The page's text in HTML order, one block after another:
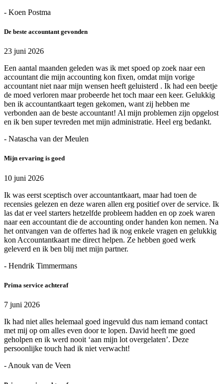
- Koen Postma
De beste accountant gevonden
23 juni 2026
Een aantal maanden geleden was ik met spoed op zoek naar een
accountant die mijn accounting kon fixen, omdat mijn vorige
accountant niet naar mijn wensen heeft geluisterd . Ik had een beetje
de moed verloren maar probeerde het toch maar een keer. Gelukkig
ben ik accountantkaart tegen gekomen, want zij hebben me
verbonden aan de beste accountant! Al mijn problemen zijn opgelost
en ik ben super tevreden met mijn administratie. Heel erg bedankt.
- Natascha van der Meulen
Mijn ervaring is goed
10 juni 2026
Ik was eerst sceptisch over accountantkaart, maar had toen de
recensies gelezen en deze waren allen erg positief over de service. Ik
las dat er veel starters hetzelfde probleem hadden en op zoek waren
naar een accountant die de accounting onder handen kon nemen. Na
het ontvangen van de offertes had ik nog enkele vragen en gelukkig
kon Accountantkaart me direct helpen. Ze hebben goed werk
geleverd en ik ben blij met mijn partner.
- Hendrik Timmermans
Prima service achteraf
7 juni 2026
Ik had niet alles helemaal goed ingevuld dus nam iemand contact
met mij op om alles even door te lopen. David heeft me goed
geholpen en ik werd nooit ‘aan mijn lot overgelaten’. Deze
persoonlijke touch had ik niet verwacht!
- Anouk van de Veen